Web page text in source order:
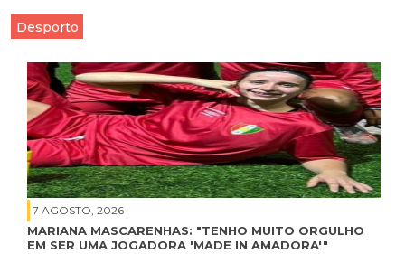
Desporto
7 AGOSTO, 2026
MARIANA MASCARENHAS: "TENHO MUITO ORGULHO
EM SER UMA JOGADORA 'MADE IN AMADORA'"